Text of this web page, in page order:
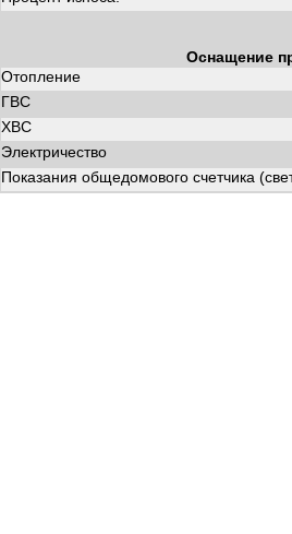
Оснащение
Отопление
ГВС
ХВС
Электричество
Показания общедомового счетчика